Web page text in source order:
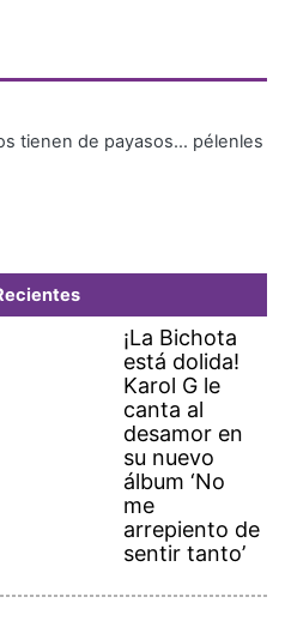
tienen de payasos… pélenles
¡La Bichota
está dolida!
Karol G le
canta al
desamor en
su nuevo
álbum ‘No
me
arrepiento de
sentir tanto’